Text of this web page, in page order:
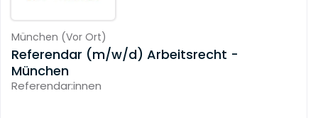
München (Vor Ort)
Referendar (m/w/d) Arbeitsrecht -
München
Referendar:innen